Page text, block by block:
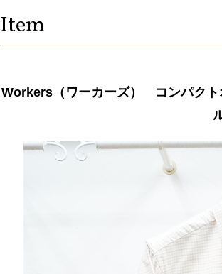
Item
Workers（ワーカーズ） コンパク